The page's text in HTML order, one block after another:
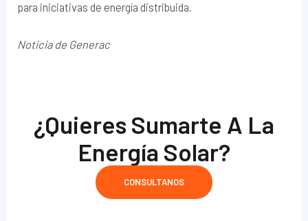
para iniciativas de energía distribuida.
Noticia de Generac
¿Quieres Sumarte A La
Energía Solar?
CONSULTANOS